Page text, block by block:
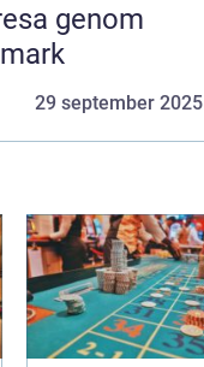
genom
29 september 2025